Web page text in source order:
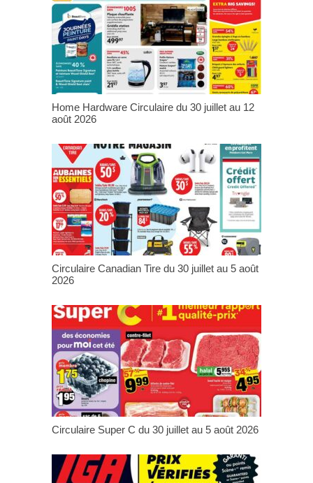
Home Hardware Circulaire du 30 juillet au 12
août 2026
Circulaire Canadian Tire du 30 juillet au 5 août
2026
Circulaire Super C du 30 juillet au 5 août 2026